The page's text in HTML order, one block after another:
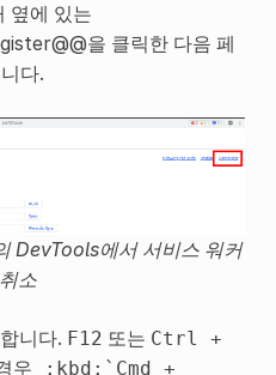
옆에 있는
을 클릭한 다음 페
다.
DevTools에서 서비스 워커
소
니다. F12 또는 Ctrl
+
우 :kbd:`Cmd +